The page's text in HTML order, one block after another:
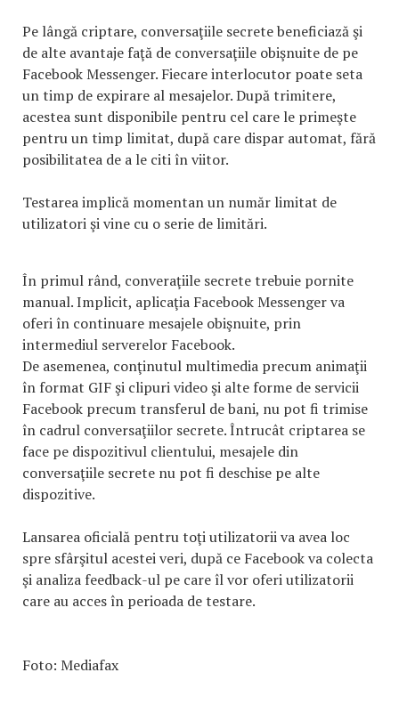
Pe lângă criptare, conversaţiile secrete beneficiază şi
de alte avantaje faţă de conversaţiile obişnuite de pe
Facebook Messenger. Fiecare interlocutor poate seta
un timp de expirare al mesajelor. După trimitere,
acestea sunt disponibile pentru cel care le primeşte
pentru un timp limitat, după care dispar automat, fără
posibilitatea de a le citi în viitor.
Testarea implică momentan un număr limitat de
utilizatori şi vine cu o serie de limitări.
În primul rând, converaţiile secrete trebuie pornite
manual. Implicit, aplicaţia Facebook Messenger va
oferi în continuare mesajele obişnuite, prin
intermediul serverelor Facebook.
De asemenea, conţinutul multimedia precum animaţii
în format GIF şi clipuri video şi alte forme de servicii
Facebook precum transferul de bani, nu pot fi trimise
în cadrul conversaţiilor secrete. Întrucât criptarea se
face pe dispozitivul clientului, mesajele din
conversaţiile secrete nu pot fi deschise pe alte
dispozitive.
Lansarea oficială pentru toţi utilizatorii va avea loc
spre sfârşitul acestei veri, după ce Facebook va colecta
şi analiza feedback-ul pe care îl vor oferi utilizatorii
care au acces în perioada de testare.
Foto: Mediafax